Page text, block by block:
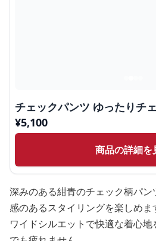
チェックパンツ ゆったりチ
¥5,100
商品の詳細を
深みのある紺青のチェック柄パ
感のあるスタイリングを楽しめま
ワイドシルエットで快適な着心